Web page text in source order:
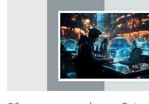
ЛАУРЕАТОВ
НОБЕЛЕВСКОЙ
ПРЕМИИ
ПО